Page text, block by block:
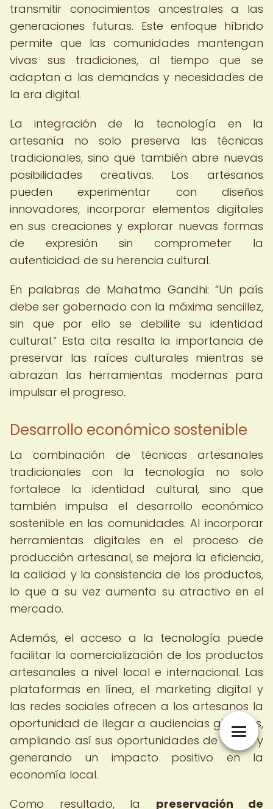
transmitir conocimientos ancestrales a las
generaciones futuras. Este enfoque híbrido
permite que las comunidades mantengan
vivas sus tradiciones, al tiempo que se
adaptan a las demandas y necesidades de
la era digital.
La integración de la tecnología en la
artesanía no solo preserva las técnicas
tradicionales, sino que también abre nuevas
posibilidades creativas. Los artesanos
pueden experimentar con diseños
innovadores, incorporar elementos digitales
en sus creaciones y explorar nuevas formas
de expresión sin comprometer la
autenticidad de su herencia cultural.
En palabras de Mahatma Gandhi:
Un país
debe ser gobernado con la máxima sencillez,
sin que por ello se debilite su identidad
cultural.
Esta cita resalta la importancia de
preservar las raíces culturales mientras se
abrazan las herramientas modernas para
impulsar el progreso.
Desarrollo económico sostenible
La combinación de técnicas artesanales
tradicionales con la tecnología no solo
fortalece la identidad cultural, sino que
también impulsa el desarrollo económico
sostenible en las comunidades. Al incorporar
herramientas digitales en el proceso de
producción artesanal, se mejora la eficiencia,
la calidad y la consistencia de los productos,
lo que a su vez aumenta su atractivo en el
mercado.
Además, el acceso a la tecnología puede
facilitar la comercialización de los productos
artesanales a nivel local e internacional. Las
plataformas en línea, el marketing digital y
las redes sociales ofrecen a los artesanos la
oportunidad de llegar a audiencias globales,
ampliando así sus oportunidades de venta y
generando un impacto positivo en la
economía local.
Como resultado, la preservación de